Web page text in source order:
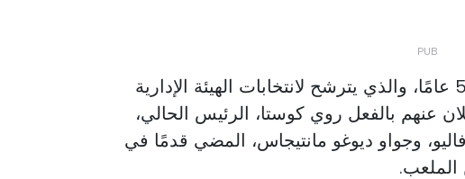
عنهم بالفعل روي كوستا، الرئيس الحالي،
وجواو ديوغو مانتيجاس، المضي قدمًا في